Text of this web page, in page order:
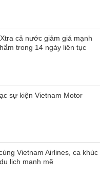
cả nước giảm giá mạnh
trong 14 ngày liên tục
sự kiện Vietnam Motor
Vietnam Airlines, ca khúc
lịch mạnh mẽ